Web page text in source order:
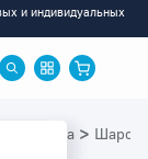
и индивидуальных
арматура >